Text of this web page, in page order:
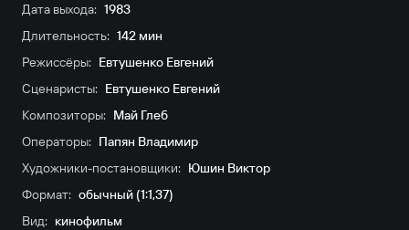
Дата выхода: 1983
Длительность: 142 мин
Режиссёры: Евтушенко Евгений
Сценаристы: Евтушенко Евгений
Композиторы: Май Глеб
Операторы: Папян Владимир
Художники-постановщики: Юшин Виктор
Формат: обычный (1:1,37)
Вид: кинофильм